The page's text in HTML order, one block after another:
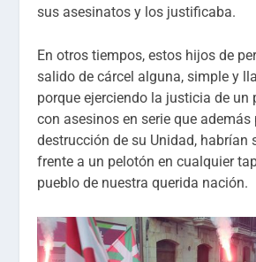
sus asesinatos y los justificaba.
En otros tiempos, estos hijos de
salido de cárcel alguna, simple y
porque ejerciendo la justicia de un
con asesinos en serie que además
destrucción de su Unidad, habrían
frente a un pelotón en cualquier
pueblo de nuestra querida nación.